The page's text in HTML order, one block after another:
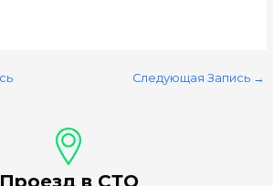
Следующая Запись →
Проезд в СТО